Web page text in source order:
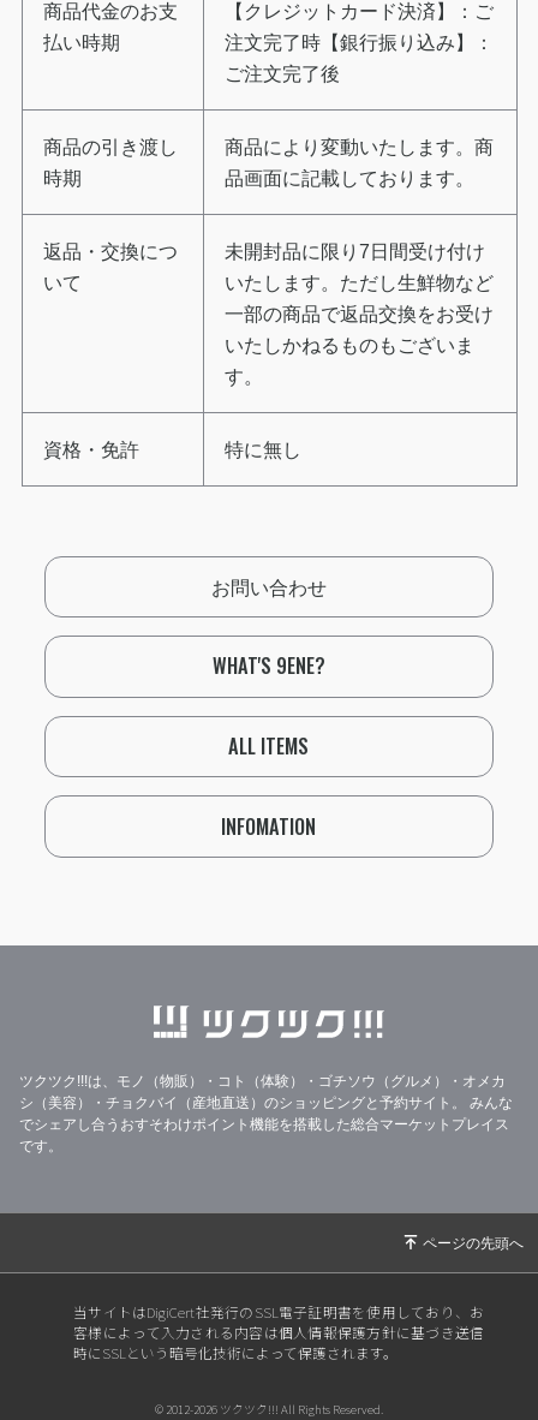
商品代金のお支
払い時期
【クレジットカード決済】：ご
注文完了時【銀行振り込み】：
ご注文完了後
商品の引き渡し
時期
商品により変動いたします。商
品画面に記載しております。
返品・交換につ
いて
未開封品に限り7日間受け付け
いたします。ただし生鮮物など
一部の商品で返品交換をお受け
いたしかねるものもございま
す。
資格・免許 特に無し
お問い合わせ
WHAT'S 9ENE?
ALL ITEMS
INFOMATION
ツクツク!!!は、モノ（物販）・コト（体験）・ゴチソウ（グルメ）・オメカ
シ（美容）・チョクバイ（産地直送）のショッピングと予約サイト。
みんな
でシェアし合うおすそわけポイント機能を搭載した総合マーケットプレイス
です。
当サイトはDigiCert社発行のSSL電子証明書を使用しており、お
客様によって入力される内容は個人情報保護方針に基づき送信
時にSSLという暗号化技術によって保護されます。
© 2012-2026 ツクツク!!! All Rights Reserved.